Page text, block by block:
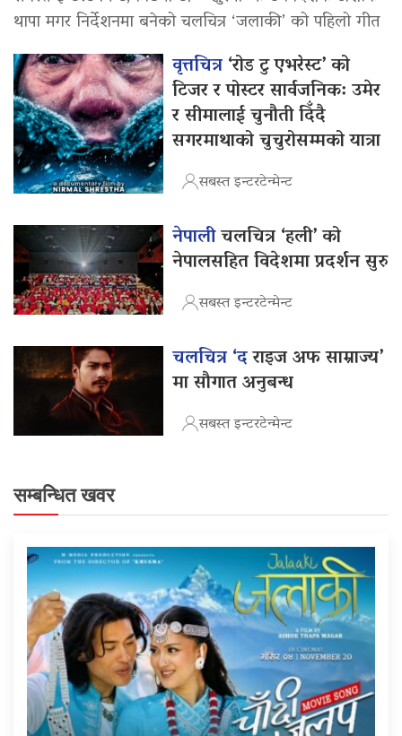
थापा मगर निर्देशनमा बनेको चलचित्र ‘जलाकी’ को पहिलो गीत
वृत्तचित्र‘रोड टु एभरेस्ट’ को
टिजर र पोस्टर सार्वजनिक: उमेर
र सीमालाई चुनौती दिँदै
सगरमाथाको चुचुरोसम्मको यात्रा
सबस्त इन्टरटेन्मेन्ट
नेपालीचलचित्र ‘हली’ को
नेपालसहित विदेशमा प्रदर्शन सुरु
सबस्त इन्टरटेन्मेन्ट
चलचित्र ‘दराइज अफ साम्राज्य’
मा सौगात अनुबन्ध
सबस्त इन्टरटेन्मेन्ट
सम्बन्धित खवर